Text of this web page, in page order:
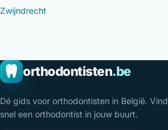
Zwijndrecht
orthodontisten.be
Dé gids voor orthodontisten in België. Vind
snel een orthodontist in jouw buurt.